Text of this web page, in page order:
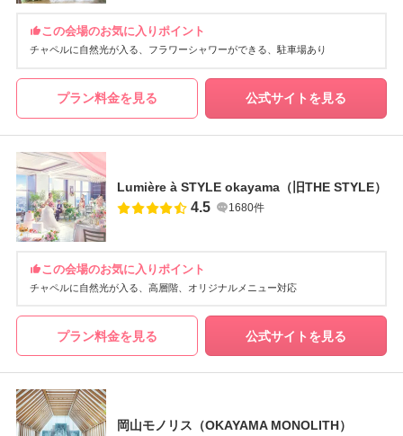
この会場のお気に入りポイント
チャペルに自然光が入る フラワーシャワーができる 駐車場あり
プラン料金を見る 公式サイトを見る
Lumière à STYLE okayama（旧THE STYLE）
4.5 1680件
この会場のお気に入りポイント
チャペルに自然光が入る 高層階 オリジナルメニュー対応
プラン料金を見る 公式サイトを見る
岡山モノリス（OKAYAMA MONOLITH）